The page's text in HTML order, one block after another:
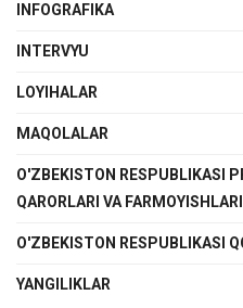
INFOGRAFIKA
INTERVYU
LOYIHALAR
MAQOLALAR
O'ZBEKISTON RESPUBLIKASI
QARORLARI VA FARMOYISHLARI
O'ZBEKISTON RESPUBLIKASI
YANGILIKLAR